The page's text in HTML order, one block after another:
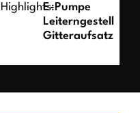
Highlights:E-Pumpe
Leiterngestell
Gitteraufsatz